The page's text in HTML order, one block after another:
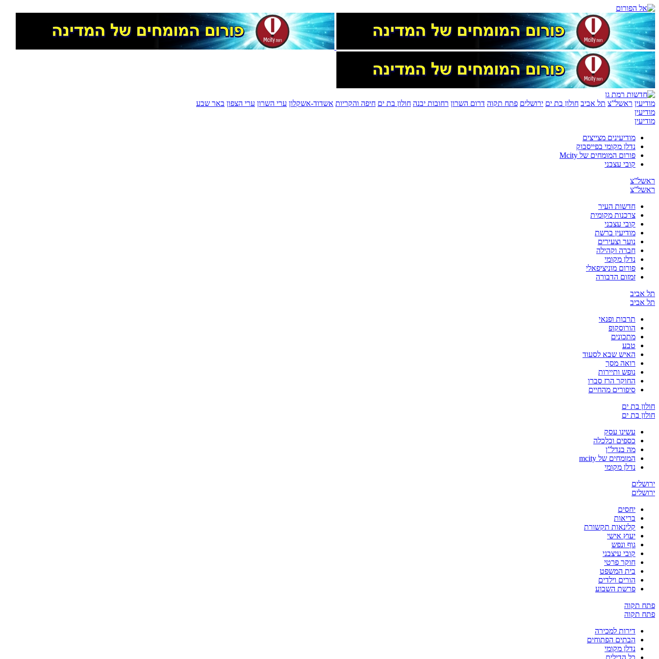
מודיעין ראשל”צ תל אביב חולון בת ים ירושלים פתח תקוה דרום השרון רחובות יבנה חולון בת ים חיפה והקריות אשדוד-אשקלון ערי השרון ערי הצפון באר שבע
מודיעין
מודיעין
מודיעינים מצייצים
נדלן מקומי בפייסבוק
פורום המומחים של Mcity
קובי עצבני
ראשל”צ
ראשל”צ
חדשות העיר
צרכנות מקומית
קובי עצבני
מודיעין ברשת
נוער וצעירים
חברה וקהילה
נדלן מקומי
פורום מוניציפאלי
זמזום הדבורה
תל אביב
תל אביב
תרבות ופנאי
הורוסקופ
מתכונים
טבע
האיש שבא לסעוד
רואה מסך
נופש ותיירות
החוקר הרז סברו
סיפורים מהחיים
חולון בת ים
חולון בת ים
עשינו עסק
כספים וכלכלה
מה בנדל”ן
המומחים של mcity
נדלן מקומי
ירושלים
ירושלים
יחסים
בריאות
קלינאות תקשורת
יעוץ אישי
גוף ונפש
קובי עיצבני
חוקר פרטי
בית המשפט
הורים וילדים
פרשת השבוע
פתח תקוה
פתח תקוה
דירות למכירה
הבתים הפתוחים
נדלן מקומי
כל הדילים